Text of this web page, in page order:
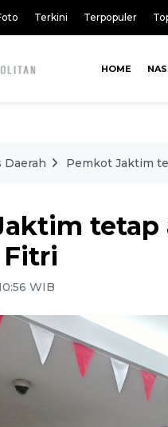
Terkini Terpopuler
HOME
Daerah Pemkot Jaktim
tetap
WIB